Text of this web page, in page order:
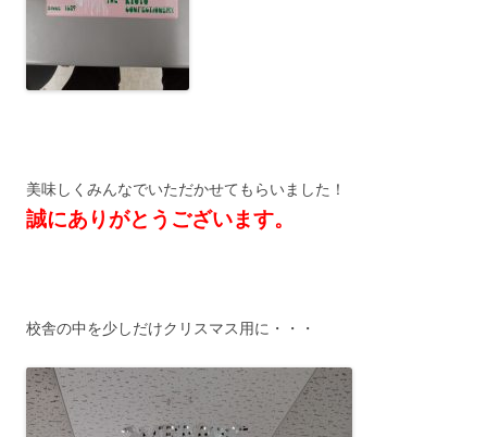
美味しくみんなでいただかせてもらいました！
誠にありがとうございます。
校舎の中を少しだけクリスマス用に・・・